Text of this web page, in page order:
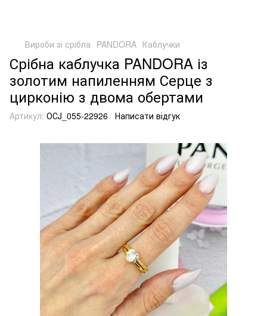
Вироби зі срібла PANDORA Каблучки
Срібна каблучка PANDORA із
золотим напиленням Серце з
цирконію з двома обертами
Артикул: ОСJ_055-22926 Написати відгук